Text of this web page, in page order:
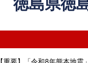
【重要】「令和8年熊本地